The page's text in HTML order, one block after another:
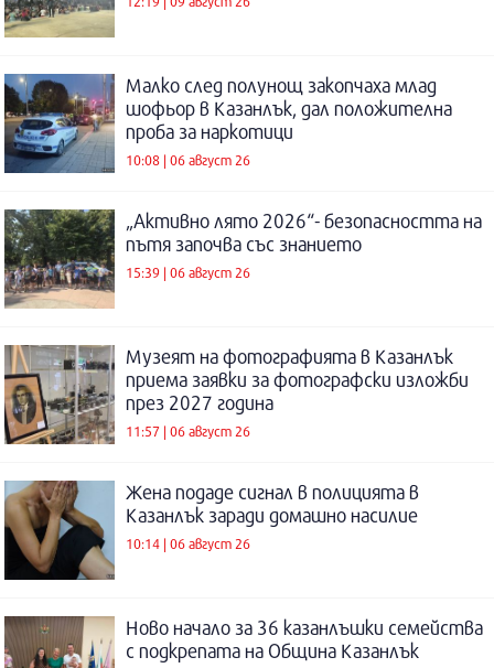
Малко след полунощ закопчаха млад
шофьор в Казанлък, дал положителна
проба за наркотици
10:08 | 06 август 26
„Активно лято 2026“- безопасността на
пътя започва със знанието
15:39 | 06 август 26
Музеят на фотографията в Казанлък
приема заявки за фотографски изложби
през 2027 година
11:57 | 06 август 26
Жена подаде сигнал в полицията в
Казанлък заради домашно насилие
10:14 | 06 август 26
Ново начало за 36 казанлъшки семейства
с подкрепата на Община Казанлък